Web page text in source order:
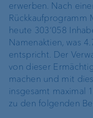
erwerben. Nach
Rückkaufprogramm
heute 303‘058
Namenaktien, was
entspricht. Der
von dieser
machen und mit
insgesamt maximal
zu den folgenden